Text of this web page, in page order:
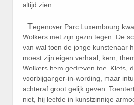
altijd zien.
Tegenover Parc Luxembourg
Wolkers met zijn gezin tegen. De
van wal toen de jonge kunstenaar
moest zijn eigen verhaal, kern,
Wolkers hem gedreven toe. Klets,
voorbijganger-in-wording, maar
achteraf groot gelijk geven.
niet, hij leefde in kunstzinnige